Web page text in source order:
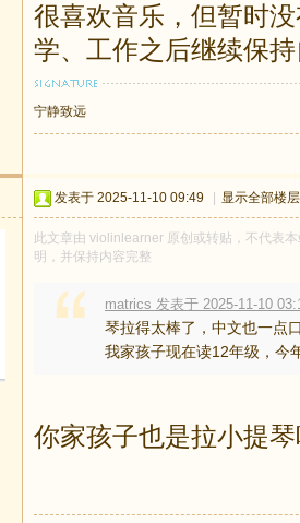
很喜欢音乐，但暂时
学、工作之后继续保
宁静致远
发表于 2025-11-10 09:49 显示全部楼层
此文章由 violinlearner 原创或转贴，不代表
明，并保持内容完整
matrics 发表于 2025-11-10
琴拉得太棒了，中文也一点
我家孩子现在读12年级，今
你家孩子也是拉小提